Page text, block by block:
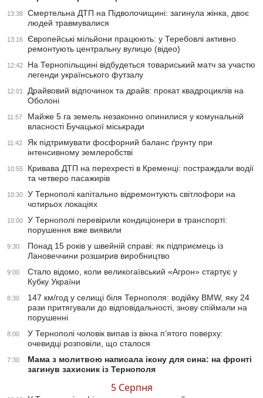
13:38
Смертельна ДТП на Підволочищині: загинула жінка, двоє
людей травмувалися
13:16
Європейські мільйони працюють: у Теребовлі активно
ремонтують центральну вулицю (відео)
12:42
На Тернопільщині відбудеться товариський матч за участю
легенди українського футзалу
12:01
Драйвовий відпочинок та драйв: прокат квадроциклів на
Оболоні
11:57
Майже 5 га земель незаконно опинилися у комунальній
власності Бучацької міськради
11:42
Як підтримувати фосфорний баланс ґрунту при
інтенсивному землеробстві
10:55
Кривава ДТП на перехресті в Кременці: постраждали водії
та четверо пасажирів
10:30
У Тернополі капітально відремонтують світлофори на
чотирьох локаціях
10:00
У Тернополі перевірили кондиціонери в транспорті:
порушення вже виявили
9:30
Понад 15 років у швейній справі: як підприємець із
Лановеччини розширив виробництво
9:00
Стало відомо, коли великогаївський «Агрон» стартує у
Кубку України
8:30
147 км/год у селищі біля Тернополя: водійку BMW, яку 24
рази притягували до відповідальності, знову спіймали на
порушенні
8:00
У Тернополі чоловік випав із вікна п’ятого поверху:
очевидці розповіли, що сталося
7:30
Мама з молитвою написала ікону для сина: на фронті
загинув захисник із Тернополя
5 Серпня